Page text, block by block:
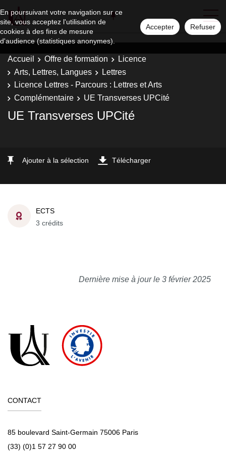
En poursuivant votre navigation sur ce
site, vous acceptez l'utilisation de
cookies à des fins de mesure
d'audience (statistiques anonymes).
Accepter Refuser
Accueil Offre de formation
Licence
Arts, Lettres, Langues
Lettres
Licence Lettres - Parcours : Lettres et Arts
Complémentaire
UE Transverses UPCité
UE Transverses UPCité
Ajouter à la sélection Télécharger
ECTS
3 crédits
Dernière mise à jour le 3 février 2025
CONTACT
85 boulevard Saint-Germain 75006 Paris
(33) (0)1 57 27 90 00